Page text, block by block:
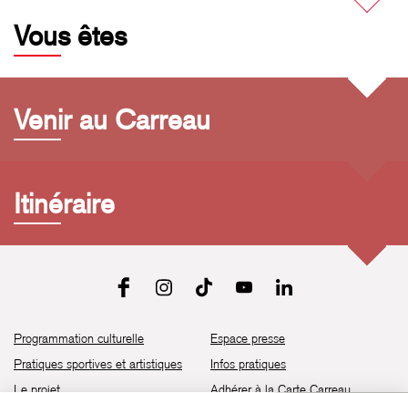
Vous êtes
Venir au Carreau
Itinéraire
Programmation culturelle
Pratiques sportives et artistiques
Le projet
Espace presse
Infos pratiques
Adhérer à la Carte Carreau